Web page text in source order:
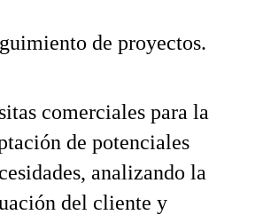
de proyectos.
comerciales para la
de potenciales
analizando la
del cliente y